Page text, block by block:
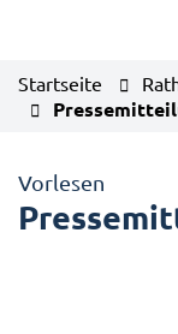
Startseite
Vorlesen